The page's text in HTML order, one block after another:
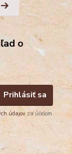
o
Prihlásiť sa
údajov za účelom